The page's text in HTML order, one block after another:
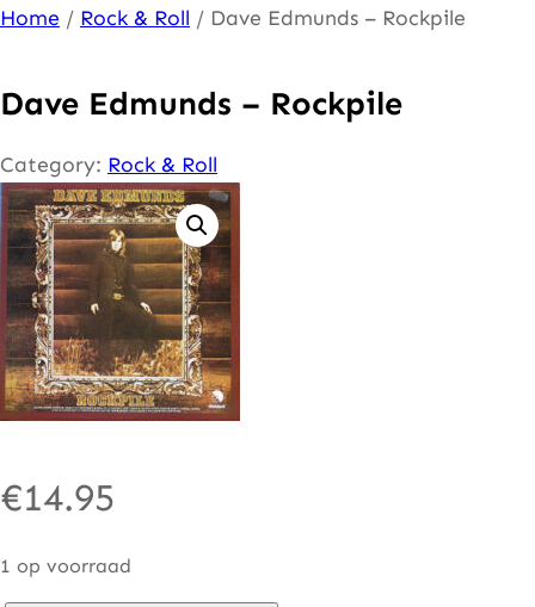
Ga
de
inhoud
Home / Rock & Roll / Dave Edmunds – Rockpile
Dave Edmunds – Rockpile
Category: Rock & Roll
€14.95
1 op voorraad